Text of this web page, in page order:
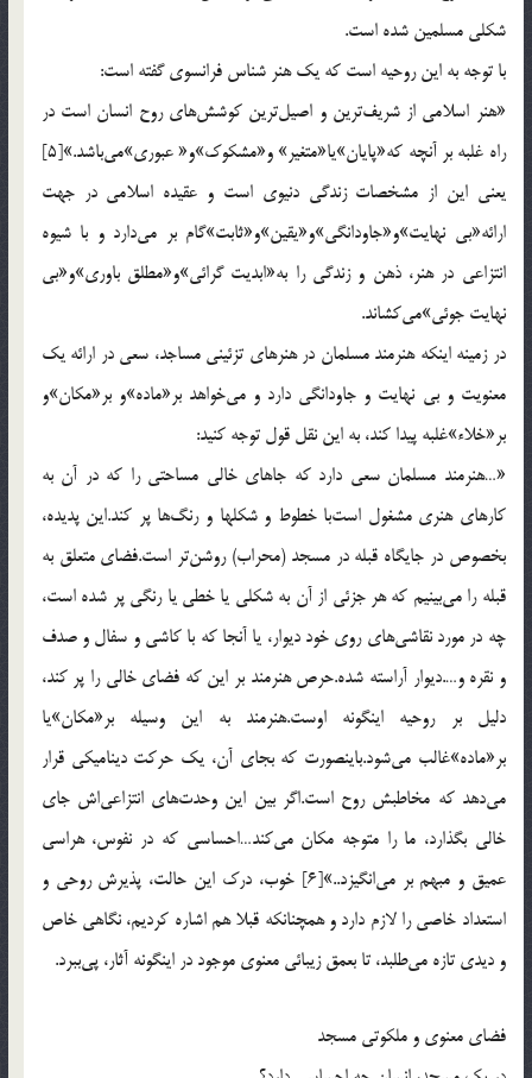
شكلي مسلمين شده است.
با توجه به اين روحيه است كه يك هنر شناس فرانسوي گفته است:
«هنر اسلامي از شريف‌ترين و اصيل‌ترين كوشش‌هاي روح انسان است در
راه غلبه بر آنچه كه‌«پايان‌»يا«متغير» و«مشكوك‌»و« عبوري‌»مي‌باشد.»[5]
يعني اين از مشخصات زندگي دنيوي است و عقيده اسلامي در جهت
ارائه‌«بي نهايت‌»و«جاودانگي‌»و«يقين‌»و«ثابت‌»گام بر مي‌دارد و با شيوه
انتزاعي در هنر، ذهن و زندگي را به‌«ابديت گرائي‌»و«مطلق باوري‌»و«بي
نهايت جوئي‌»مي‌كشاند.
در زمينه اينكه هنرمند مسلمان در هنرهاي تزئيني مساجد، سعي در ارائه يك
معنويت و بي نهايت و جاودانگي دارد و مي‌خواهد بر«ماده‌»و بر«مكان‌»و
بر«خلاء»غلبه پيدا كند، به اين نقل قول توجه كنيد:
«…هنرمند مسلمان سعي دارد كه جاهاي خالي مساحتي را كه در آن به
كارهاي هنري مشغول است‌با خطوط و شكلها و رنگ‌ها پر كند.اين پديده،
بخصوص در جايگاه قبله در مسجد (محراب) روشن‌تر است.فضاي متعلق به
قبله را مي‌بينيم كه هر جزئي از آن به شكلي يا خطي يا رنگي پر شده است،
چه در مورد نقاشي‌هاي روي خود ديوار، يا آنجا كه با كاشي و سفال و صدف
و نقره و….ديوار آراسته شده.حرص هنرمند بر اين كه فضاي خالي را پر كند،
دليل بر روحيه اينگونه اوست.هنرمند به اين وسيله بر«مكان‌»يا
بر«ماده‌»غالب مي‌شود.باينصورت كه بجاي آن، يك حركت ديناميكي قرار
مي‌دهد كه مخاطبش روح است.اگر بين اين وحدت‌هاي انتزاعي‌اش جاي
خالي بگذارد، ما را متوجه مكان مي‌كند…احساسي كه در نفوس، هراسي
عميق و مبهم بر مي‌انگيزد..»[6] خوب، درك اين حالت، پذيرش روحي و
استعداد خاصي را لازم دارد و همچنانكه قبلا هم اشاره كرديم، نگاهي خاص
و ديدي تازه مي‌طلبد، تا بعمق زيبائي معنوي موجود در اينگونه آثار، پي‌ببرد.
فضاي معنوي و ملكوتي مسجد